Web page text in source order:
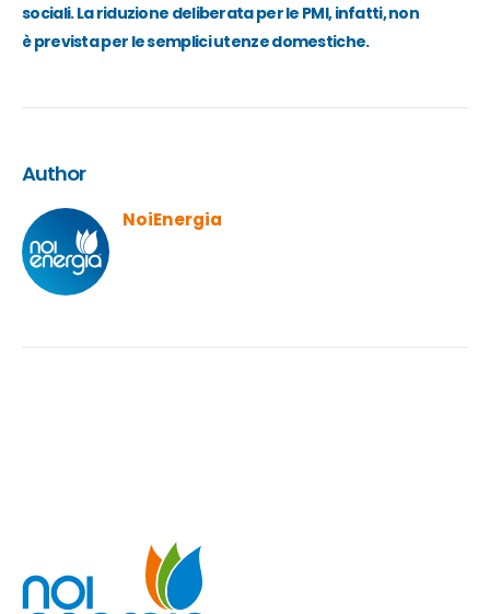
sociali. La riduzione deliberata per le PMI, infatti, non
èprevista per le semplici utenze domestiche.
Author
NoiEnergia